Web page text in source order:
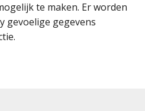
te maken. Er worden
gevoelige gegevens